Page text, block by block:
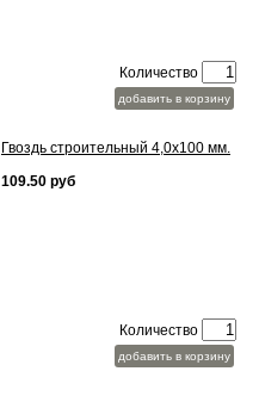
Количество
добавить в корзину
Гвоздь строительный 4,0х100 мм.
109.50 руб
Количество
добавить в корзину